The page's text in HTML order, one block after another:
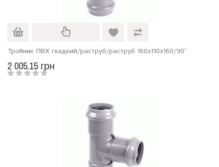
Тройник ПВХ гладкий/раструб/раструб 160х110х160/90°
2 005.15 грн